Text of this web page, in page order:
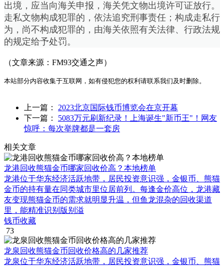
出境，应当向海关申报，海关凭文物出境许可证放行。
走私文物构成犯罪的，依法追究刑事责任；构成走私行
为，尚不构成犯罪的，由海关依照有关法律、行政法规
的规定给予处罚。
（文章来源：FM93交通之声）
本站部分内容收集于互联网，如有侵犯您的权利请联系我们及时删除。
上一篇： 2023北京国际钱币博览会在京开幕
下一篇： 5083万元刷新纪录！上海诞生"新币王"！网友
惊呼：每次举牌都是一套房
相关文章
龙港回收熊猫金币哪家回收价高？本地榜单
龙港位于华东经济活跃地带，居民投资意识强，金银币、熊猫
金币的持有量在同类城市里位居前列。每逢金价高位，龙港藏
友变现熊猫金币的需求就明显升温，但鱼龙混杂的回收渠道
里，能精准识别版别溢
钱币收藏
73
龙泉回收熊猫金币回收价格高的几家推荐
龙泉位于华东经济活跃地带，居民投资意识强，金银币、熊猫